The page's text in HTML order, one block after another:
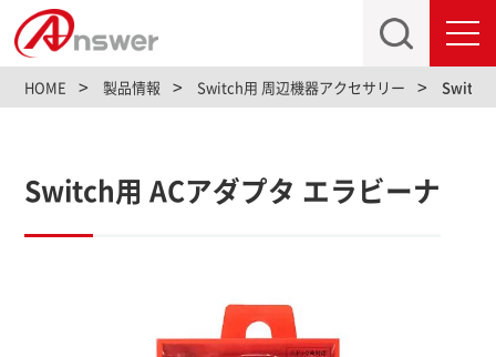
HOME 製品情報 Switch用 周辺機器アクセサリー Switch
Switch用 ACアダプタ エラビーナ